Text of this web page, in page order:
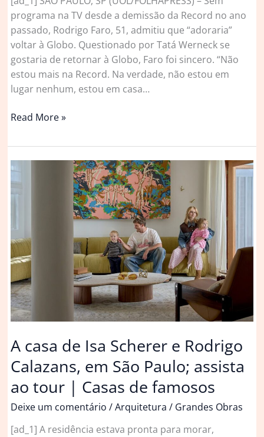
programa na TV desde a demissão da Record no ano
passado, Rodrigo Faro, 51, admitiu que “adoraria”
voltar à Globo. Questionado por Tatá Werneck se
gostaria de retornar à Globo, Faro foi sincero. “Não
estou mais na Record. Na verdade, não estou em
lugar nenhum, estou em casa…
Demitido
Record,
Rodrigo
Faro
diz
voltar
à
Globo
Read More »
A casa de Isa Scherer e Rodrigo
Calazans, em São Paulo; assista
ao tour | Casas de famosos
Deixe um comentário /Arquitetura / Grandes Obras
[ad_1] A residência estava pronta para morar,